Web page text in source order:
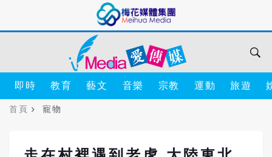
即時 教育 藝文 音樂 宗教 運動 旅遊
首頁 寵物